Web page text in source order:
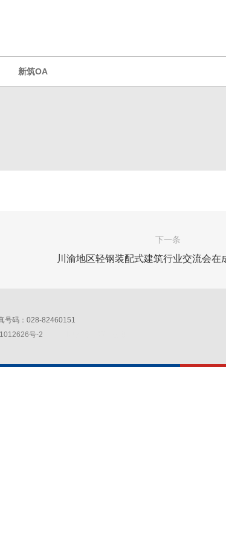
新筑OA
下一条
川渝地区轻钢装配式建筑行业交流会在
号码：028-82460151
号-2